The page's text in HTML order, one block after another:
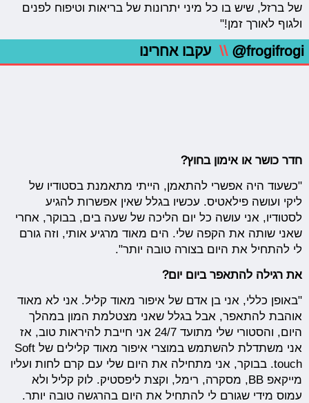
של ברזל, שיש בו כל מיני יתרונות של בריאות וטיפוח לפנים
ולגוף לאורך זמן!"
@frogifrogi
\\ עקבו אחרינו
חדר כושר או אימון בחוץ?
"כשעוד היה אפשרי להתאמן, הייתי מתאמנת בסטודיו של
ליקי ועושה פילאטיס. עכשיו בגלל שאין אפשרות להגיע
לסטודיו, אני עושה כל יום הליכה של שעה בים, בבוקר, אחרי
שאני שותה את הקפה שלי. הים מאוד מרגיע אותי, וזה גורם
לי להתחיל את היום בצורה טובה יותר".
את רגילה להתאפר ביום יום?
"באופן כללי, אני בן אדם של איפור מאוד קליל. אני לא מאוד
אוהבת להתאפר, אבל בגלל שאני מצטלמת המון במהלך
היום, והסטורי שלי מתועד 24/7 אני חייבת להיראות טוב, אז
אני משתדלת להשתמש במוצרי איפור מאוד קלילים של Soft
touch. בבוקר, אני מתחילה את היום שלי עם קרם לחות ועליו
מייקאפ BB, מסקרה, רימל, וקצת ליפסטיק. לוק קליל ולא
עמוס מידי שגורם לי להתחיל את היום בהרגשה טובה יותר.